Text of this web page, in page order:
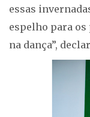
essas
espelho para os
na dança”,